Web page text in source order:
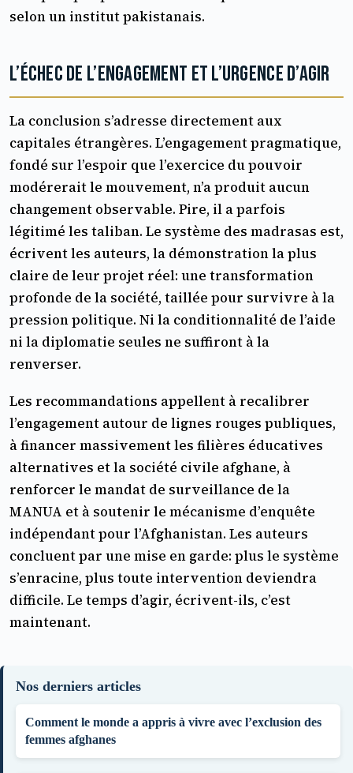
selon un institut pakistanais.
L’échec de l’engagement et l’urgence d’agir
La conclusion s’adresse directement aux
capitales étrangères. L’engagement pragmatique,
fondé sur l’espoir que l’exercice du pouvoir
modérerait le mouvement, n’a produit aucun
changement observable. Pire, il a parfois
légitimé les taliban. Le système des madrasas est,
écrivent les auteurs, la démonstration la plus
claire de leur projet réel: une transformation
profonde de la société, taillée pour survivre à la
pression politique. Ni la conditionnalité de l’aide
ni la diplomatie seules ne suffiront à la
renverser.
Les recommandations appellent à recalibrer
l’engagement autour de lignes rouges publiques,
à financer massivement les filières éducatives
alternatives et la société civile afghane, à
renforcer le mandat de surveillance de la
MANUA et à soutenir le mécanisme d’enquête
indépendant pour l’Afghanistan. Les auteurs
concluent par une mise en garde: plus le système
s’enracine, plus toute intervention deviendra
difficile. Le temps d’agir, écrivent-ils, c’est
maintenant.
Nos derniers articles
Comment le monde a appris à vivre avec l’exclusion des
femmes afghanes